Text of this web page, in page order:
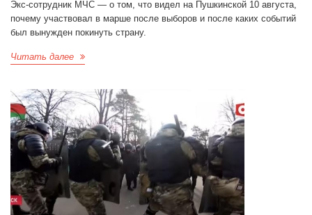
Экс-сотрудник МЧС — о том, что видел на Пушкинской 10 августа,
почему участвовал в марше после выборов и после каких событий
был вынужден покинуть страну.
Читать далее